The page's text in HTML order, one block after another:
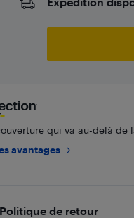
qui va au-delà
avantages
Politique de retour